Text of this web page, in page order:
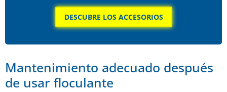
DESCUBRE LOS ACCESORIOS
Mantenimiento adecuado después
de usar floculante